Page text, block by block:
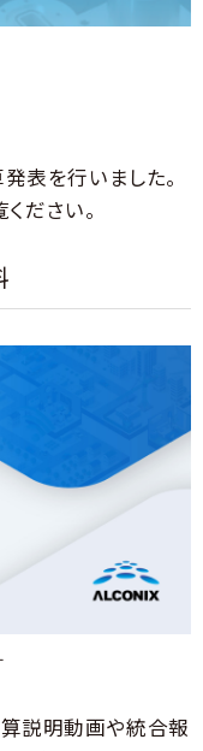
表を行いました。
ださい。
説明動画や統合報